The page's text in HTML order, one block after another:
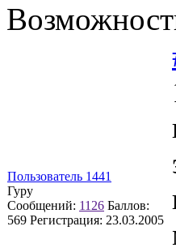
Пользователь 1441
Гуру
Сообщений: 1126 Баллов:
569 Регистрация: 23.03.2005